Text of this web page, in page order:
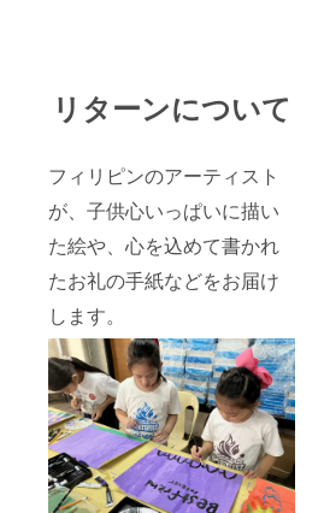
リターンについて
フィリピンのアーティスト
が、子供心いっぱいに描い
た絵や、心を込めて書かれ
たお礼の手紙などをお届け
します。